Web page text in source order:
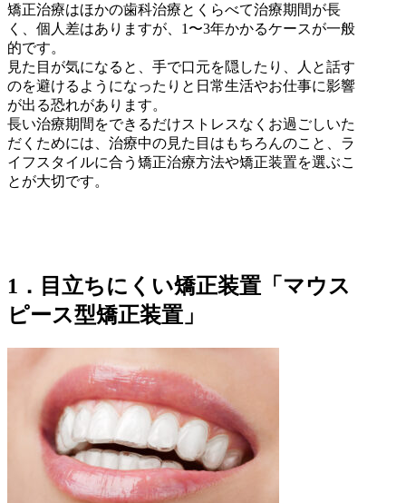
矯正治療はほかの歯科治療とくらべて治療期間が長
く、個人差はありますが、1〜3年かかるケースが一般
的です。
見た目が気になると、手で口元を隠したり、人と話す
のを避けるようになったりと日常生活やお仕事に影響
が出る恐れがあります。
長い治療期間をできるだけストレスなくお過ごしいた
だくためには、治療中の見た目はもちろんのこと、ラ
イフスタイルに合う矯正治療方法や矯正装置を選ぶこ
とが大切です。
1．目立ちにくい矯正装置「マウス
ピース型矯正装置」